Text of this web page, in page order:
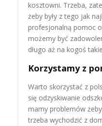
kosztowni. Trzeba,
żeby były z tego jak
profesjonalną pomoc
możemy być
długo aż na kogoś
Korzystamy z
Warto skorzystać z
się odzyskiwanie
mamy problemów
trzeba wychodzić z